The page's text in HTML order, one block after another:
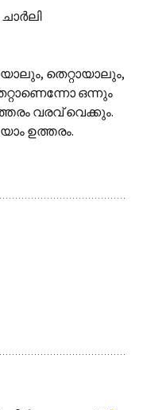
തെറ്റായാലും,
ഒന്നും
വരവ് വെക്കും.
ഉത്തരം.